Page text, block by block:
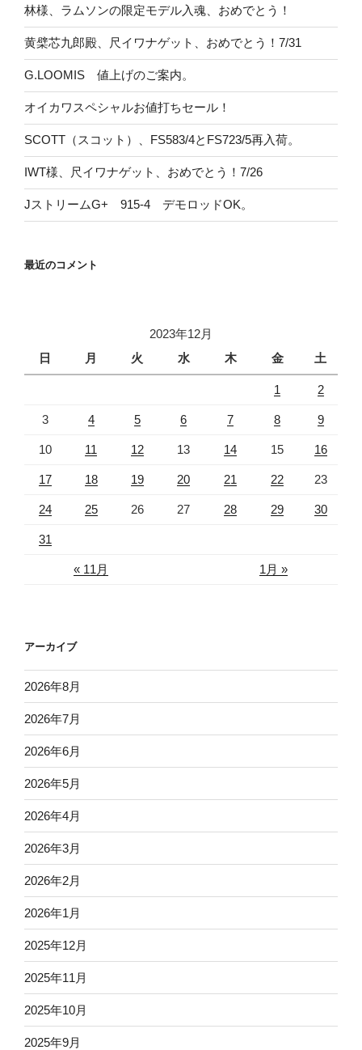
林様、ラムソンの限定モデル入魂、おめでとう！
黄檗芯九郎殿、尺イワナゲット、おめでとう！7/31
G.LOOMIS 値上げのご案内。
オイカワスペシャルお値打ちセール！
SCOTT（スコット）、FS583/4とFS723/5再入荷。
IWT様、尺イワナゲット、おめでとう！7/26
JストリームG+ 915-4 デモロッドOK。
最近のコメント
2023年12月
日
月 火 水 木 金 土
« 11月 1月 »
1 2
3 4 5 6 7 8 9
10 11 12 13 14 15 16
17 18 19 20 21 22 23
24 25 26 27 28 29 30
31
アーカイブ
2026年8月
2026年7月
2026年6月
2026年5月
2026年4月
2026年3月
2026年2月
2026年1月
2025年12月
2025年11月
2025年10月
2025年9月